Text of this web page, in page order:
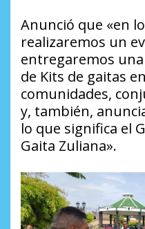
Anunció que «en
realizaremos un
entregaremos
de Kits de gaitas
comunidades,
y, también,
lo que significa el
Gaita Zuliana».